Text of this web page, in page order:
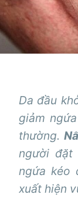
Da đầu
giảm
thường.
người đặt
ngứa kéo
xuất hiện